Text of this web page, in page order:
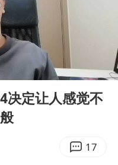
”真实姓名曝光
香港乐坛著名填词人黎彼得去世
助的“煎饼叔叔”去世
挂“蒙H好几个8”上路
05:29
决定让人感觉不
17